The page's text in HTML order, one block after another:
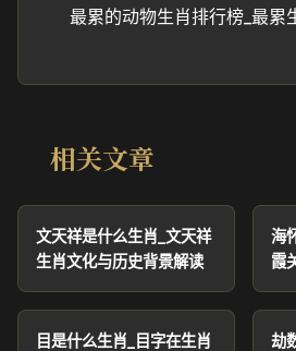
最累的动物生肖排行榜_最累
相关文章
文天祥是什么生肖_文天祥
生肖文化与历史背景解读
海
霞
目是什么生肖_目字在生肖
劫